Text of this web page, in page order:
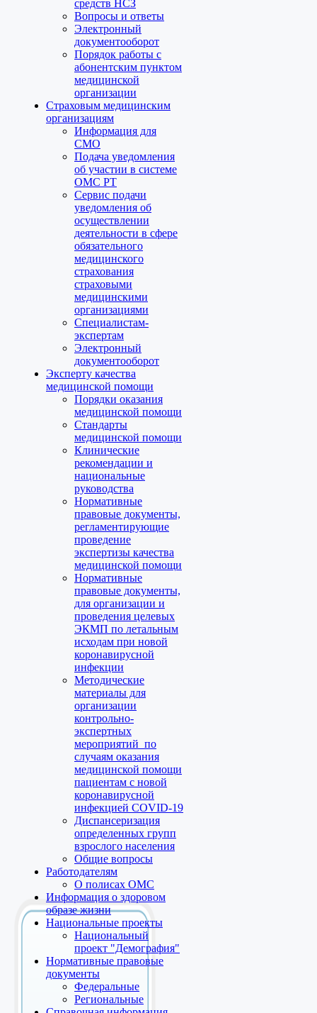
средств НСЗ
Вопросы и ответы
Электронный
документооборот
Порядок работы с
абонентским пунктом
медицинской
организации
Страховым медицинским
организациям
Информация для
СМО
Подача уведомления
об участии в системе
ОМС РТ
Сервис подачи
уведомления об
осуществлении
деятельности в сфере
обязательного
медицинского
страхования
страховыми
медицинскими
организациями
Специалистам-
экспертам
Электронный
документооборот
Эксперту качества
медицинской помощи
Порядки оказания
медицинской помощи
Стандарты
медицинской помощи
Клинические
рекомендации и
национальные
руководства
Нормативные
правовые документы,
регламентирующие
проведение
экспертизы качества
медицинской помощи
Нормативные
правовые документы,
для организации и
проведения целевых
ЭКМП по летальным
исходам при новой
коронавирусной
инфекции
Методические
материалы для
организации
контрольно-
экспертных
мероприятий по
случаям оказания
медицинской помощи
пациентам с новой
коронавирусной
инфекцией COVID-19
Диспансеризация
определенных групп
взрослого населения
Общие вопросы
Работодателям
О полисах ОМС
Информация о здоровом
образе жизни
Национальные проекты
Национальный
проект "Демография"
Нормативные правовые
документы
Федеральные
Региональные